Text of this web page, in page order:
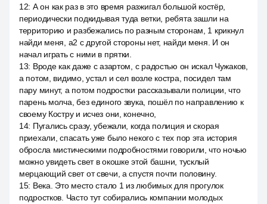
12: А он как раз в это время разжигал большой костёр,
периодически подкидывая туда ветки, ребята зашли на
территорию и разбежались по разным сторонам, 1 крикнул
найди меня, a2 с другой стороны нет, найди меня. И он
начал играть с ними в прятки.
13: Вроде как даже с азартом, с радостью он искал Чужаков,
а потом, видимо, устал и сел возле костра, посидел там
пару минут, а потом подростки рассказывали полиции, что
парень молча, без единого звука, пошёл по направлению к
своему Костру и исчез они, конечно,
14: Пугались сразу, убежали, когда полиция и скорая
приехали, спасать уже было некого с тех пор эта история
обросла мистическими подробностями говорили, что ночью
можно увидеть свет в окошке этой башни, тусклый
мерцающий свет от свечи, а спустя почти половину.
15: Века. Это место стало 1 из любимых для прогулок
подростков. Часто тут собирались компании молодых